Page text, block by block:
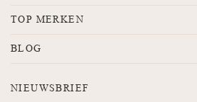
TOP MERKEN
BLOG
NIEUWSBRIEF